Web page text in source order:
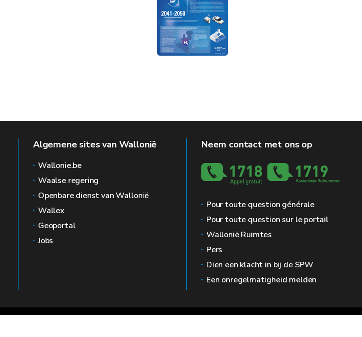
Algemene sites van Wallonië
Wallonie.be
Waalse regering
Openbare dienst van Wallonië
Wallex
Geoportal
Jobs
Neem contact met ons op
Pour toute question générale
Pour toute question sur le portail
Wallonië Ruimtes
Pers
Dien een klacht in bij de SPW
Een onregelmatigheid melden